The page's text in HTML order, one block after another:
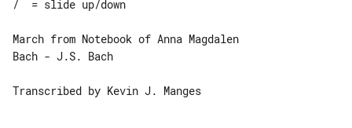
/  = slide up/down
March from Notebook of Anna Magdalen
Bach - J.S. Bach
Transcribed by Kevin J. Manges